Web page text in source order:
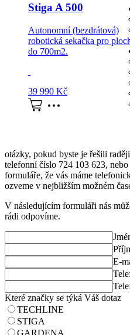
Stiga A 500
Autonomní (bezdrátová)
robotická sekačka pro
do 700m2.
39 990 Kč
otázky, pokud byste je řešili
telefonní číslo 724 103 623,
formuláře, že vás máme
ozveme v nejbližším možném
V následujícím formuláři nás
rádi odpovíme.
E-
Které značky se týká Váš dotaz
TECHLINE
STIGA
GARDENA